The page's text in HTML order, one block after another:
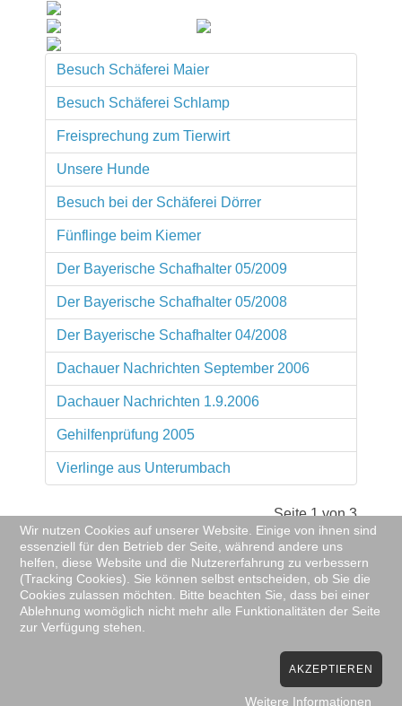
Besuch Schäferei Maier
Besuch Schäferei Schlamp
Freisprechung zum Tierwirt
Unsere Hunde
Besuch bei der Schäferei Dörrer
Fünflinge beim Kiemer
Der Bayerische Schafhalter 05/2009
Der Bayerische Schafhalter 05/2008
Der Bayerische Schafhalter 04/2008
Dachauer Nachrichten September 2006
Dachauer Nachrichten 1.9.2006
Gehilfenprüfung 2005
Vierlinge aus Unterumbach
Seite 1 von 3
Start Zurück 1 2 3
Weiter
Ende
Wir nutzen Cookies auf unserer Website. Einige von ihnen sind
essenziell für den Betrieb der Seite, während andere uns
helfen, diese Website und die Nutzererfahrung zu verbessern
(Tracking Cookies). Sie können selbst entscheiden, ob Sie die
Cookies zulassen möchten. Bitte beachten Sie, dass bei einer
Ablehnung womöglich nicht mehr alle Funktionalitäten der Seite
zur Verfügung stehen.
AKZEPTIEREN
Weitere Informationen